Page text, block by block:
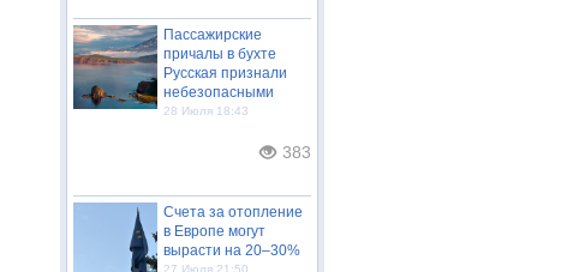
Пассажирские
причалы в бухте
Русская признали
небезопасными
28 Июля 18:43
383
Счета за отопление
в Европе могут
вырасти на 20–30%
27 Июля 21:50